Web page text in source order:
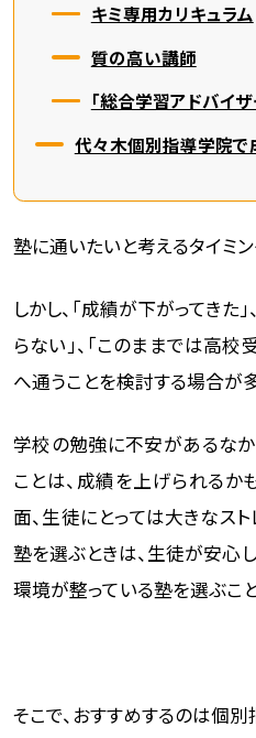
キミ専用カリキュラム
質の高い講師
「総合学習アドバイ
代々木個別指導学院で
塾に通いたいと考えるタイミ
しかし、「成績が下がってきた
らない」、「このままでは高
へ通うことを検討する場合が
学校の勉強に不安があるな
ことは、成績を上げられる
面、生徒にとっては大きなスト
塾を選ぶときは、生徒が安心
環境が整っている塾を選ぶこ
そこで、おすすめするのは個別